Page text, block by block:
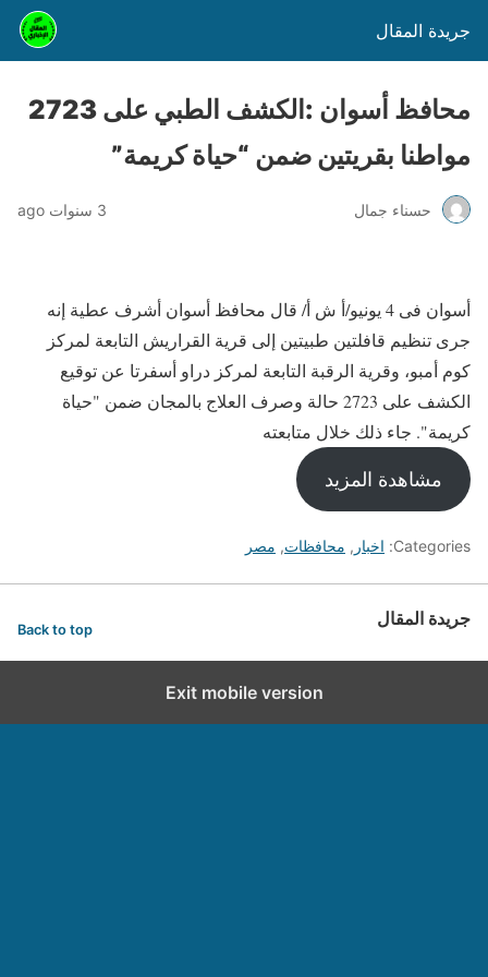
جريدة المقال
محافظ أسوان :الكشف الطبي على 2723
مواطنا بقريتين ضمن “حياة كريمة”
حسناء جمال 3 سنوات ago
أسوان فى 4 يونيو/أ ش أ/ قال محافظ أسوان أشرف عطية إنه
جرى تنظيم قافلتين طبيتين إلى قرية القراريش التابعة لمركز
كوم أمبو، وقرية الرقبة التابعة لمركز دراو أسفرتا عن توقيع
الكشف على 2723 حالة وصرف العلاج بالمجان ضمن "حياة
كريمة". جاء ذلك خلال متابعته
مشاهدة المزيد
Categories: اخبار , محافظات, مصر
جريدة المقال Back to top
Exit mobile version